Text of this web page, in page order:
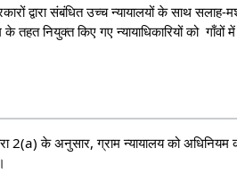
द्वारा संबंधित उच्च न्यायालयों के साथ
तहत नियुक्त किए गए न्यायाधिकारियों को
2(a) के अनुसार, ग्राम न्यायालय को अधिनियम